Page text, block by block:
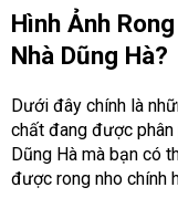
Hình Ảnh
Nhà Dũng Hà?
Dưới đây chính là
chất đang được phân
Dũng Hà mà bạn có
được rong nho chính